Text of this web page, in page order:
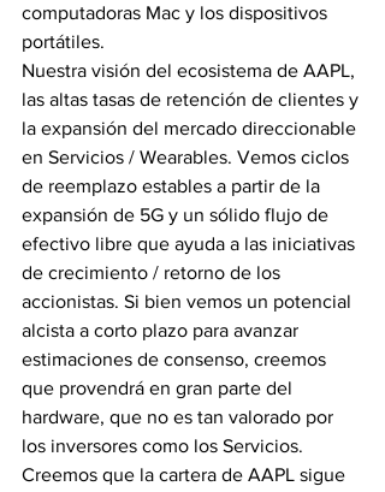
computadoras Mac y los dispositivos
portátiles.
Nuestra visión del ecosistema de AAPL,
las altas tasas de retención de clientes y
la expansión del mercado direccionable
en Servicios / Wearables. Vemos ciclos
de reemplazo estables a partir de la
expansión de 5G y un sólido flujo de
efectivo libre que ayuda a las iniciativas
de crecimiento / retorno de los
accionistas. Si bien vemos un potencial
alcista a corto plazo para avanzar
estimaciones de consenso, creemos
que provendrá en gran parte del
hardware, que no es tan valorado por
los inversores como los Servicios.
Creemos que la cartera de AAPL sigue